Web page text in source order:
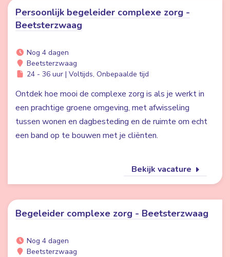
Persoonlijk begeleider complexe zorg -
Beetsterzwaag
Nog 4 dagen
Beetsterzwaag
24 - 36 uur | Voltijds, Onbepaalde tijd
Ontdek hoe mooi de complexe zorg is als je werkt in
een prachtige groene omgeving, met afwisseling
tussen wonen en dagbesteding en de ruimte om echt
een band op te bouwen met je cliënten.
Bekijk vacature
Begeleider complexe zorg - Beetsterzwaag
Nog 4 dagen
Beetsterzwaag